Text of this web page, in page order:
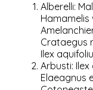
Alberelli:
Crataegus
Ilex
Arbusti:
Elaeagnus